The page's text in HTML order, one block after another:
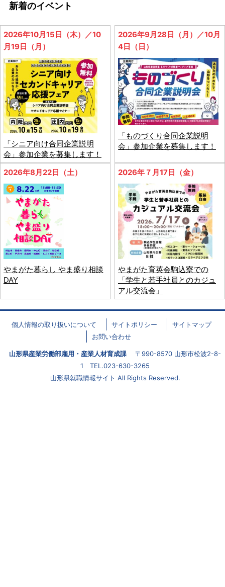
新着のイベント
2026年10月15日（木）／10
月19日（月）
「シニア向け合同企業説明
会」参加企業を募集します！
2026年9月28日（月）／10月
4日（日）
「ものづくり合同企業説明
会」参加企業を募集します！
2026年8月22日（土）
やまがた暮らし やま盛り相談
DAY
2026年７月17日（金）
やまがた育英会駒込寮での
「学生と若手社員とのカジュ
アル交流会」
個人情報の取り扱いについて サイトポリシー
サイトマップ
お問い合わせ
山形県産業労働部雇用・産業人材育成課 〒990-8570 山形市松波2-8-
1 TEL.023-630-3265
山形県就職情報サイト All Rights Reserved.